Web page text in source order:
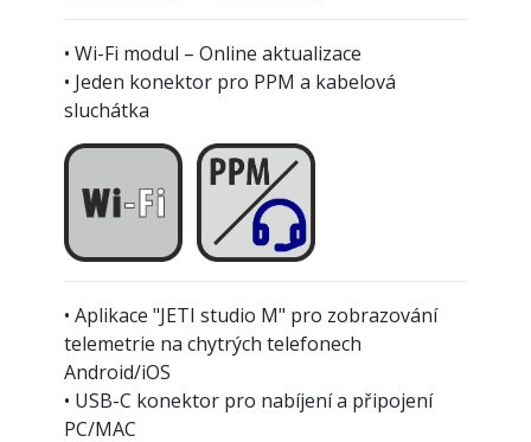
• Wi-Fi modul – Online aktualizace
• Jeden konektor pro PPM a kabelová
sluchátka
• Aplikace "JETI studio M" pro zobrazování
telemetrie na chytrých telefonech
Android/iOS
• USB-C konektor pro nabíjení a připojení
PC/MAC